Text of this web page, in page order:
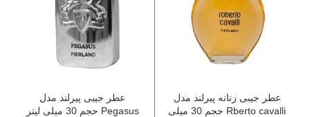
عطر جیبی زنانه پیرلند مدل
Rberto cavalli حجم 30 میلی
عطر جیبی پیرلند مدل
Pegasus حجم 30 میلی لیتر